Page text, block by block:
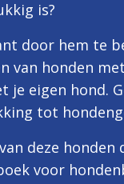
is?
door hem te
van honden
eigen hond.
tot
deze
voor